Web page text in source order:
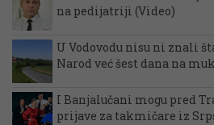
na pedijatriji (Video)
U Vodovodu nisu ni znali
Narod već šest dana na
I Banjalučani mogu pred
prijave za takmičare iz